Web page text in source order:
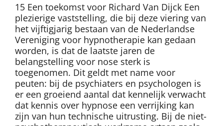
15 Een toekomst voor Richard Van Dijck Een
plezierige vaststelling, die bij deze viering van
het vijftigjarig bestaan van de Nederlandse
Vereniging voor hypnotherapie kan gedaan
worden, is dat de laatste jaren de
belangstelling voor nose sterk is
toegenomen. Dit geldt met name voor
peuten: bij de psychiaters en psychologen is
er een groeiend aantal dat kennelijk verwacht
dat kennis over hypnose een verrijking kan
zijn van hun technische uitrusting. Bij de niet-